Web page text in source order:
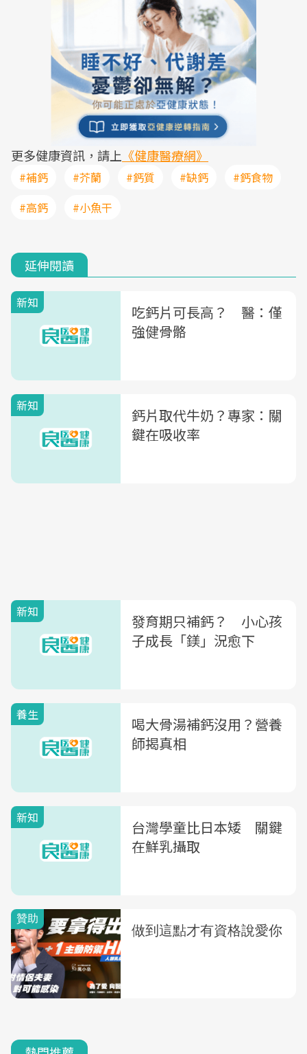
更多健康資訊，請上 《健康醫療網》
#補鈣 #芥蘭 #鈣質 #缺鈣
#鈣食物
#高鈣
#小魚干
延伸閱讀
新知
吃鈣片可長高？ 醫：僅
強健骨骼
新知
鈣片取代牛奶？專家：關
鍵在吸收率
新知
發育期只補鈣？ 小心孩
子成長「鎂」況愈下
養生
喝大骨湯補鈣沒用？營養
師揭真相
新知
台灣學童比日本矮 關鍵
在鮮乳攝取